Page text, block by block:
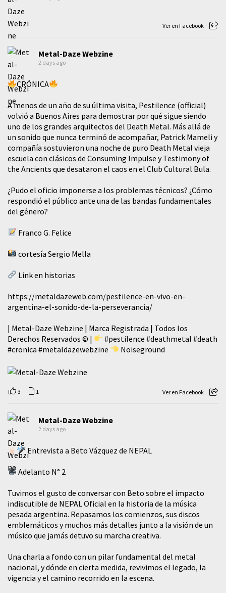
Ver en Facebook
Metal-Daze Webzine
2 days ago
CRÓNICA
A menos de un año de su última visita, Pestilence (official)
volvió a Buenos Aires para demostrar por qué sigue siendo
uno de los grandes arquitectos del Death Metal. Más allá de
un sonido que nunca terminó de acompañar, Patrick Mameli y
compañía sostuvieron una noche de puro Death Metal vieja
escuela con clásicos de Consuming Impulse y Testimony of
the Ancients que desataron el caos en el Club Cultural Bula.
¿Pudo el oficio imponerse a los problemas técnicos? ¿Cómo
respondió el público ante una de las bandas fundamentales
del género?
Franco G. Felice
cortesía Sergio Mella
Link en historias
https://metaldazeweb.com/pestilence-en-vivo-en-
argentina-el-sonido-de-la-perseverancia/
| Metal-Daze Webzine | Marca Registrada | Todos los
Derechos Reservados © |
#pestilence #deathmetal #death
#cronica #metaldazewebzine Noiseground
3 1 Ver en Facebook
Metal-Daze Webzine
2 days ago
Entrevista a Beto Vázquez de NEPAL
Adelanto N° 2
Tuvimos el gusto de conversar con Beto sobre el impacto
indiscutible de NEPAL Oficial en la historia de la música
pesada argentina. Repasamos los comienzos, sus discos
emblemáticos y muchos más detalles junto a la visión de un
músico que jamás detuvo su marcha creativa.
​Una charla a fondo con un pilar fundamental del metal
nacional, y dónde en cierta medida, revivimos el legado, la
vigencia y el camino recorrido en la escena.